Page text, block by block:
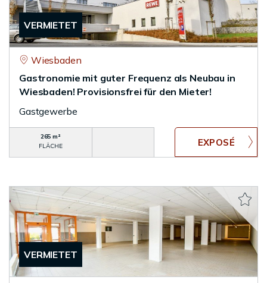
VERMIETET
Wiesbaden
Gastronomie mit guter Frequenz als Neubau in
Wiesbaden! Provisionsfrei für den Mieter!
Gastgewerbe
265 m²
FLÄCHE
VERMIETET